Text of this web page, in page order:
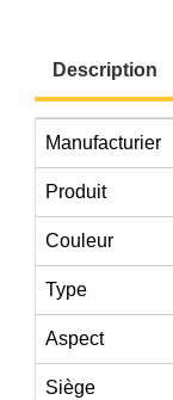
Description
Manufacturier
Produit
Couleur
Type
Aspect
Siège